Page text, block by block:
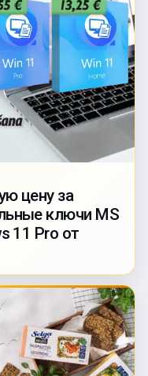
цену за
ключи MS
11 Pro от